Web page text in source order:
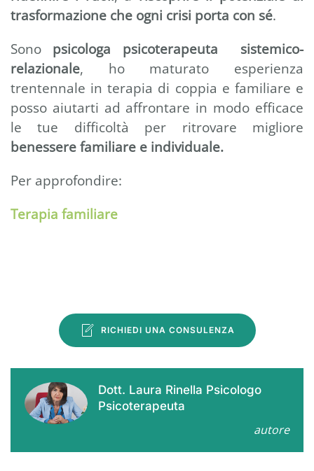
trasformazione che ogni crisi porta con sé.
Sono psicologa psicoterapeuta sistemico-
relazionale, ho maturato esperienza
trentennale in terapia di coppia e familiare e
posso aiutarti ad affrontare in modo efficace
le tue difficoltà per ritrovare migliore
benessere familiare e individuale.
Per approfondire:
Terapia familiare
RICHIEDI UNA CONSULENZA
Dott. Laura Rinella Psicologo
Psicoterapeuta
autore